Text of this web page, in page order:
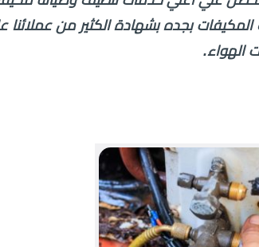
بجده بشهادة الكثير من عملائنا
الهواء.